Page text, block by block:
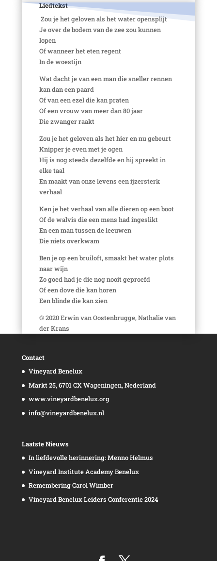
Liedtekst
Zou je het geloven als het water opensplijt
Je over de bodem van de zee zou kunnen
lopen
Of wanneer het eten regent
In de woestijn
Wat dacht je van een man die sneller rennen
kan dan een paard
Of van een ezel die kan praten
Of een vrouw van meer dan 80 jaar
Die zwanger raakt
Zou je het geloven als het hier en nu gebeurt
Knipper je even met je ogen
Hij is nog steeds dezelfde en hij spreekt in
elke taal
En maakt van onze levens een ijzersterk
verhaal
Ken je het verhaal van alle dieren op een boot
Of de walvis die een mens had ingeslikt
En een man tussen de leeuwen
Die niets overkwam
Ben je op een bruiloft, smaakt het water plots
naar wijn
Zo goed had je die nog nooit geproefd
Of een dove die kan horen
Een blinde die kan zien
© 2020 Erwin van Oostenbrugge, Nathalie van
der Krans
Contact
Vineyard Benelux
Markt 25, 6701 CX Wageningen, Nederland
www.vineyardbenelux.org
info@vineyardbenelux.nl
Laatste Nieuws
In liefdevolle herinnering: Menno Helmus
Vineyard Institute Academy Benelux
Remembering Carol Wimber
Vineyard Benelux Leiders Conferentie 2024